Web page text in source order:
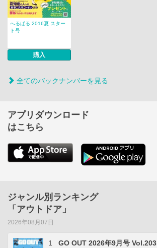
へるぱる 2016夏 スター
ト号
購入
全てのバックナンバーを見る
アプリダウンロード
はこちら
ジャンル別ランキング
「アウトドア」
2026年08月07日
1 GO OUT 2026年9月号 Vol.203